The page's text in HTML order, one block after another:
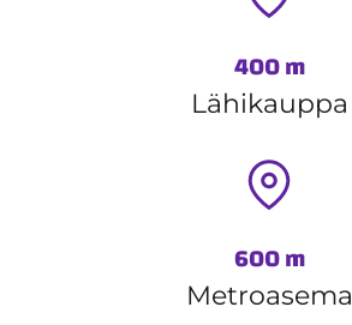
400 m
Lähikauppa
600 m
Metroasema